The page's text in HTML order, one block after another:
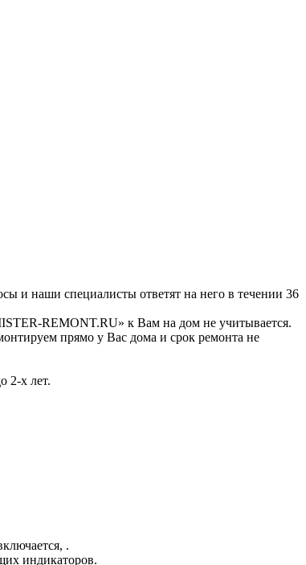
и наши специалисты ответят на него в течении 36
REMONT.RU» к Вам на дом не учитывается.
прямо у Вас дома и срок ремонта не
2-х лет.
.
индикаторов.